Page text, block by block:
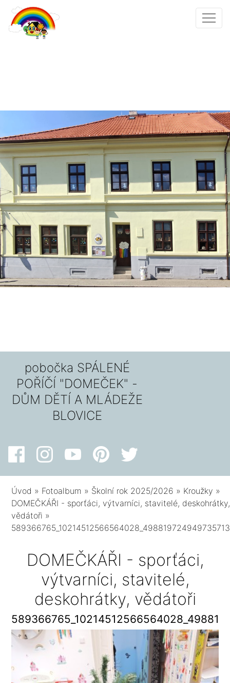
pobočka SPÁLENÉ
POŘÍČÍ "DOMEČEK" -
DŮM DĚTÍ A MLÁDEŽE
BLOVICE
Úvod » Fotoalbum » Školní rok 2025/2026 » Kroužky »
DOMEČKÁŘI - sporťáci, výtvarníci, stavitelé, deskohrátky,
vědátoři »
DOMEČKÁŘI - sporťáci,
výtvarníci, stavitelé,
deskohrátky, vědátoři